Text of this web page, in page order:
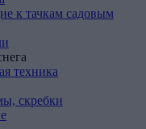
к тачкам садовым
техника
скребки